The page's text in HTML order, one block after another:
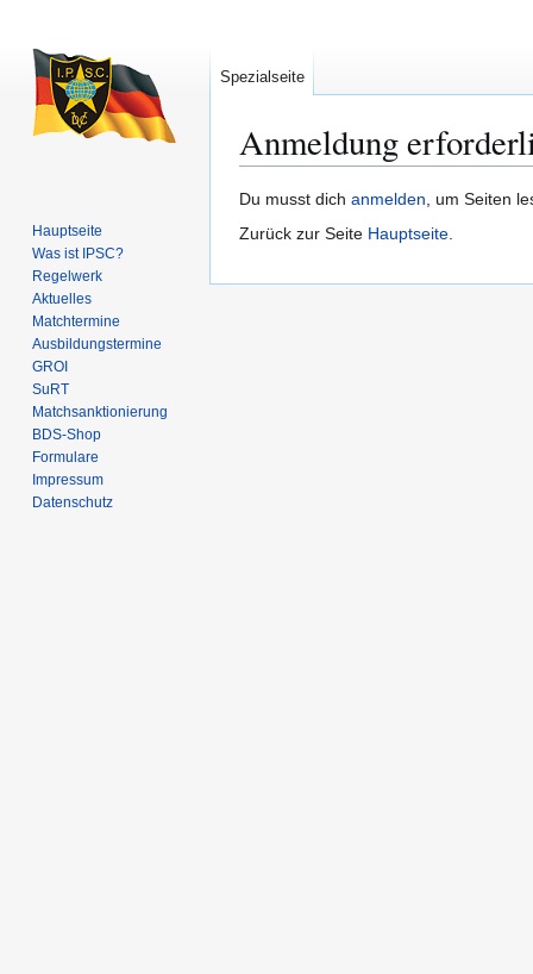
Anmeldung
Zur
Navigation
Zur
Suche
Du musst dich anmelden, um Seiten
Zurück zur Seite Hauptseite.
Spezialseite
Hauptseite
Was ist IPSC?
Regelwerk
Aktuelles
Matchtermine
Ausbildungs­termine
GROI
SuRT
Match­sanktionierung
BDS-Shop
Formulare
Impressum
Datenschutz